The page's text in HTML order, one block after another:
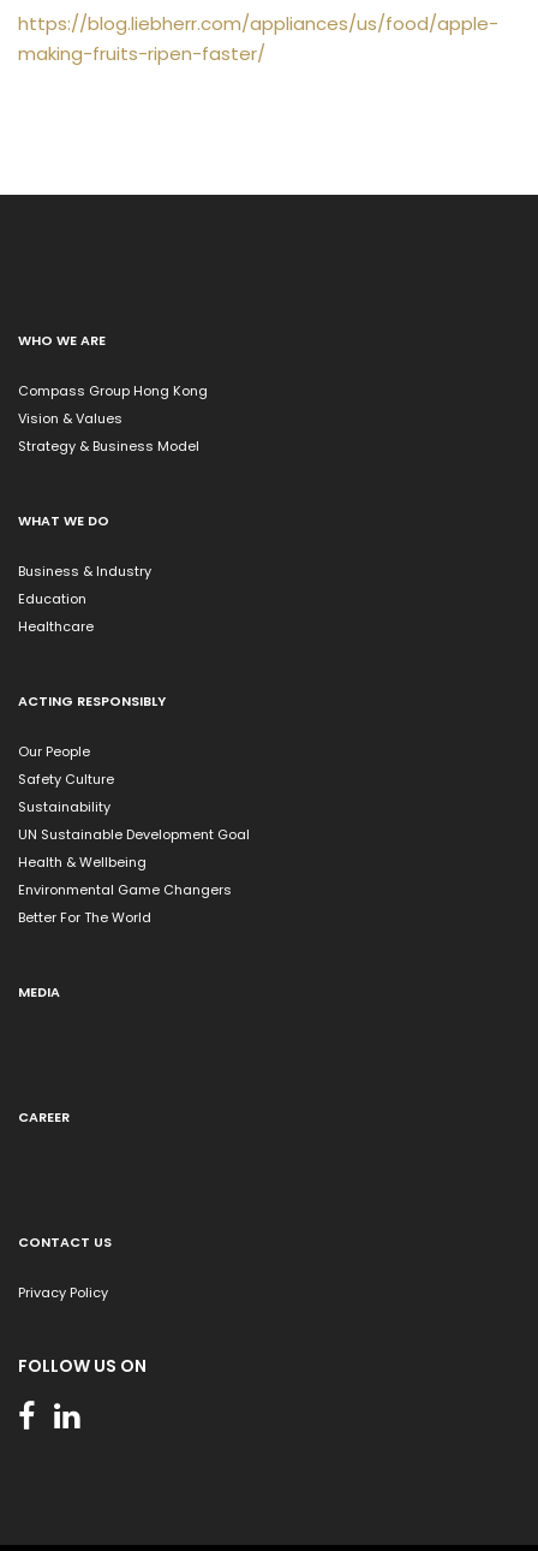
https://blog.liebherr.com/appliances/us/food/apple-
making-fruits-ripen-faster/
WHO WE ARE
Compass Group Hong Kong
Vision & Values
Strategy & Business Model
WHAT WE DO
Business & Industry
Education
Healthcare
ACTING RESPONSIBLY
Our People
Safety Culture
Sustainability
UN Sustainable Development Goal
Health & Wellbeing
Environmental Game Changers
Better For The World
MEDIA
CAREER
CONTACT US
Privacy Policy
FOLLOW US ON